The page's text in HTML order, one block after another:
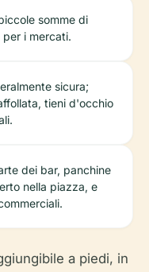
somme di
i mercati.
sicura;
tieni d'occhio
dei bar, panchine
nella piazza, e
a piedi, in